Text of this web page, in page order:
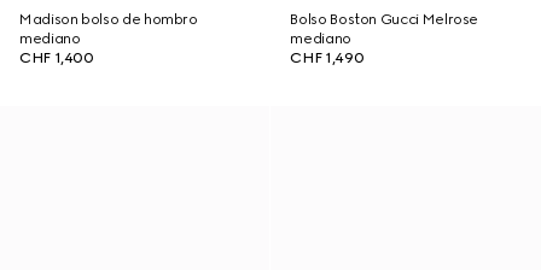
Madison bolso de hombro
mediano
CHF 1,400
Bolso Boston Gucci Melrose
mediano
CHF 1,490